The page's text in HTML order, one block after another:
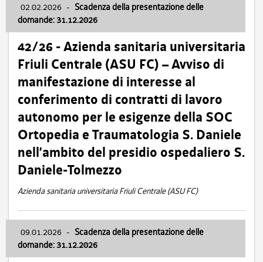
02.02.2026 - Scadenza della presentazione delle
domande: 31.12.2026
42/26 - Azienda sanitaria universitaria
Friuli Centrale (ASU FC) – Avviso di
manifestazione di interesse al
conferimento di contratti di lavoro
autonomo per le esigenze della SOC
Ortopedia e Traumatologia S. Daniele
nell’ambito del presidio ospedaliero S.
Daniele-Tolmezzo
Azienda sanitaria universitaria Friuli Centrale (ASU FC)
09.01.2026 - Scadenza della presentazione delle
domande: 31.12.2026